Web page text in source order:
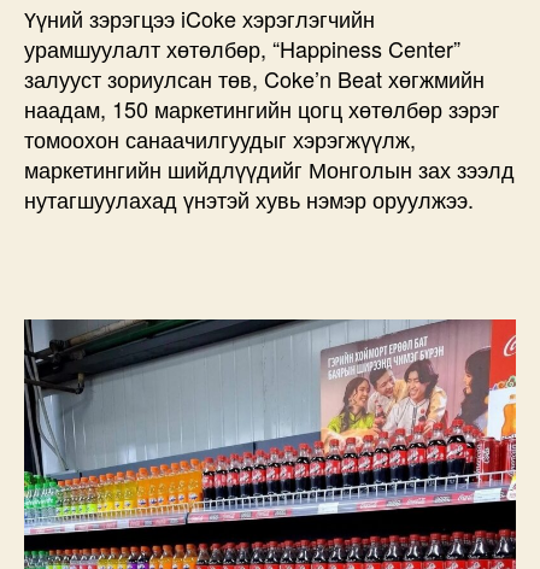
Үүний зэрэгцээ iCoke хэрэглэгчийн
урамшуулалт хөтөлбөр, “Happiness Center”
залууст зориулсан төв, Coke’n Beat хөгжмийн
наадам, 150 маркетингийн цогц хөтөлбөр зэрэг
томоохон санаачилгуудыг хэрэгжүүлж,
маркетингийн шийдлүүдийг Монголын зах зээлд
нутагшуулахад үнэтэй хувь нэмэр оруулжээ.